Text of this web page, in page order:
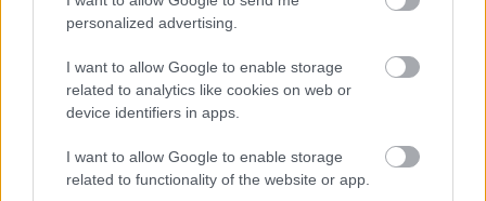
personalized advertising.
I want to allow Google to enable storage
related to analytics like cookies on web or
device identifiers in apps.
I want to allow Google to enable storage
related to functionality of the website or app.
Vízöntő (01. 21-02. 19.)Majd elnyeled a szemeddel
sikeres rokonaid iránt, de családi és magánéleted
folyását magad akarod meghatározni.
találkozók és üzletkötések kevésbé valódiak, mint
azok, amelyekre társaságban vagy valamilyen